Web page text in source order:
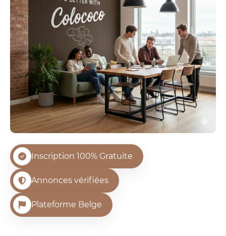
Inscription 100% Gratuite
Annonces vérifiées
Plateforme Belge